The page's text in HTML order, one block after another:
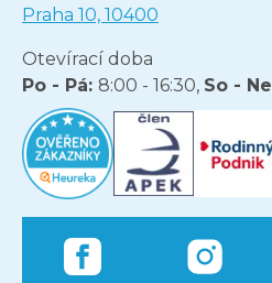
Praha 10, 10400
Otevírací doba
Po - Pá: 8:00 - 16:30, So -